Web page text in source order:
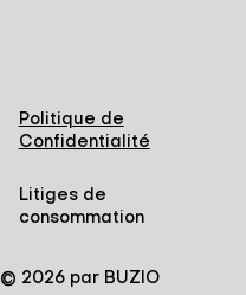
Politique de
Confidentialité
Litiges de
consommation
© 2026 par BUZIO